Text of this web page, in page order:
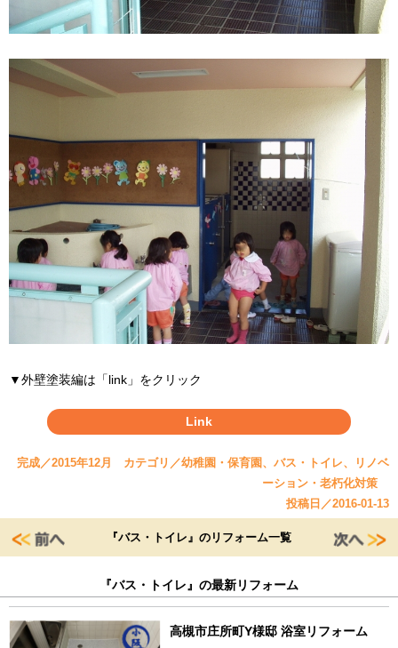
▼外壁塗装編は「link」をクリック
Link
完成／2015年12月 カテゴリ／幼稚園・保育園、バス・トイレ、リノベ
ーション・老朽化対策
投稿日／2016-01-13
『バス・トイレ』のリフォーム一覧
『バス・トイレ』の最新リフォーム
高槻市庄所町Y様邸 浴室リフォーム